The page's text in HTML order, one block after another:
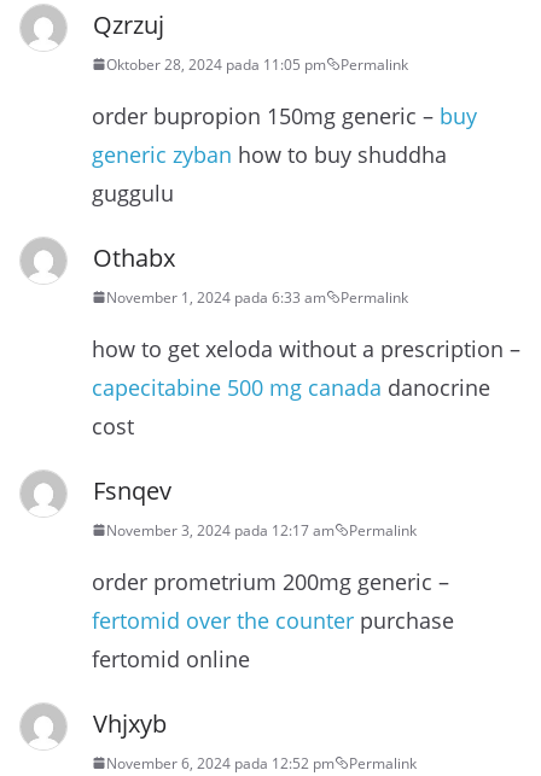
Qzrzuj
Oktober 28, 2024 pada 11:05 pm Permalink
order bupropion 150mg generic – buy
generic zyban how to buy shuddha
guggulu
Othabx
November 1, 2024 pada 6:33 am Permalink
how to get xeloda without a prescription –
capecitabine 500 mg canada danocrine
cost
Fsnqev
November 3, 2024 pada 12:17 am Permalink
order prometrium 200mg generic –
fertomid over the counter purchase
fertomid online
Vhjxyb
November 6, 2024 pada 12:52 pm Permalink